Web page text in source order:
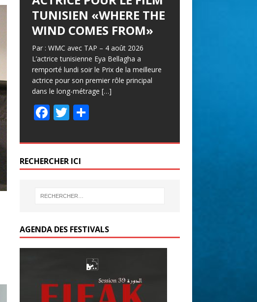
TUNISIEN «WHERE THE
WIND COMES FROM»
Par : WMC avec TAP – 4 août 2026
L’actrice tunisienne Eya Bellagha a
remporté lundi soir le Prix de la meilleure
actrice pour son premier rôle principal
dans le long-métrage […]
F
e
b
o
o
T
itt
er
P
ta
er
RECHERCHER ICI
AGENDA DES FESTIVALS